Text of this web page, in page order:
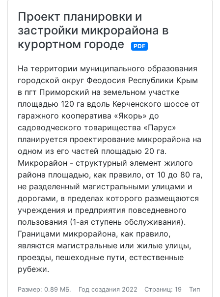
Проект планировки и
застройки микрорайона в
курортном городе
PDF
На территории муниципального образования
городской округ Феодосия Республики Крым
в пгт Приморский на земельном участке
площадью 120 га вдоль Керченского шоссе от
гаражного кооператива «Якорь» до
садоводческого товарищества «Парус»
планируется проектирование микрорайона на
одном из его частей площадью 20 га.
Микрорайон - структурный элемент жилого
района площадью, как правило, от 10 до 80 га,
не разделенный магистральными улицами и
дорогами, в пределах которого размещаются
учреждения и предприятия повседневного
пользования (1-ая ступень обслуживания).
Границами микрорайона, как правило,
являются магистральные или жилые улицы,
проезды, пешеходные пути, естественные
рубежи.
Размер: 0.89 МБ. Год создания 2022 Страниц: 19
Тип